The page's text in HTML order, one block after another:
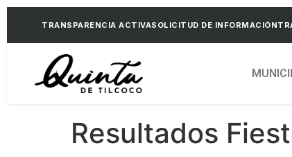
TRANSPARENCIA ACTIVASOLICITUD DE INFORMACIÓN
Resultados